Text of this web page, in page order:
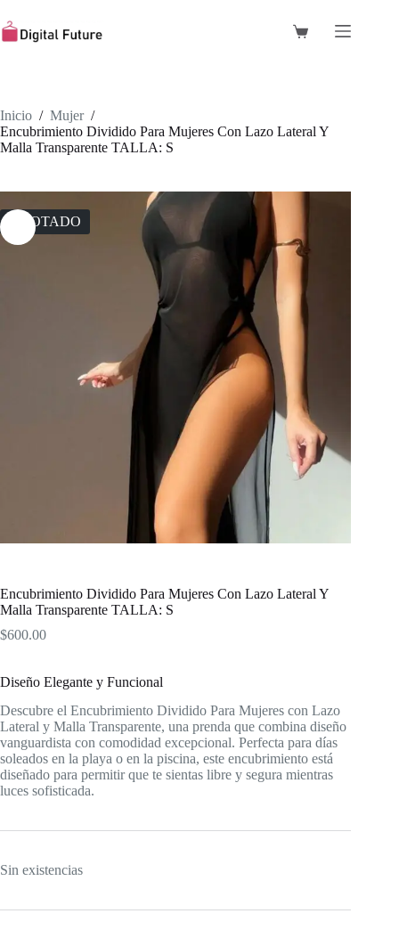
al
contenido
Carro
Inicio / Mujer /
Encubrimiento Dividido Para Mujeres Con Lazo Lateral Y
Malla Transparente TALLA: S
AGOTADO
Encubrimiento Dividido Para Mujeres Con Lazo Lateral Y
Malla Transparente TALLA: S
$600.00
Diseño Elegante y Funcional
Descubre el Encubrimiento Dividido Para Mujeres con Lazo
Lateral y Malla Transparente, una prenda que combina diseño
vanguardista con comodidad excepcional. Perfecta para días
soleados en la playa o en la piscina, este encubrimiento está
diseñado para permitir que te sientas libre y segura mientras
luces sofisticada.
Sin existencias